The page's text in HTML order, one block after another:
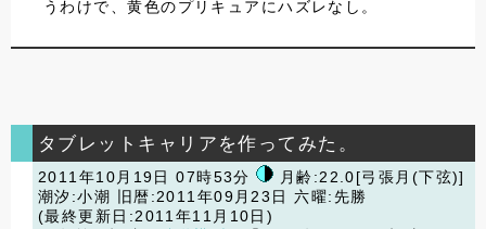
うわけで、黄色のプリキュアにハズレなし。
タブレットキャリアを作ってみた。
2011年10月19日 07時53分
月齢:22.0[弓張月(下弦)]
潮汐:小潮
旧暦:2011年09月23日 六曜:先勝
(最終更新日:2011年11月10日)